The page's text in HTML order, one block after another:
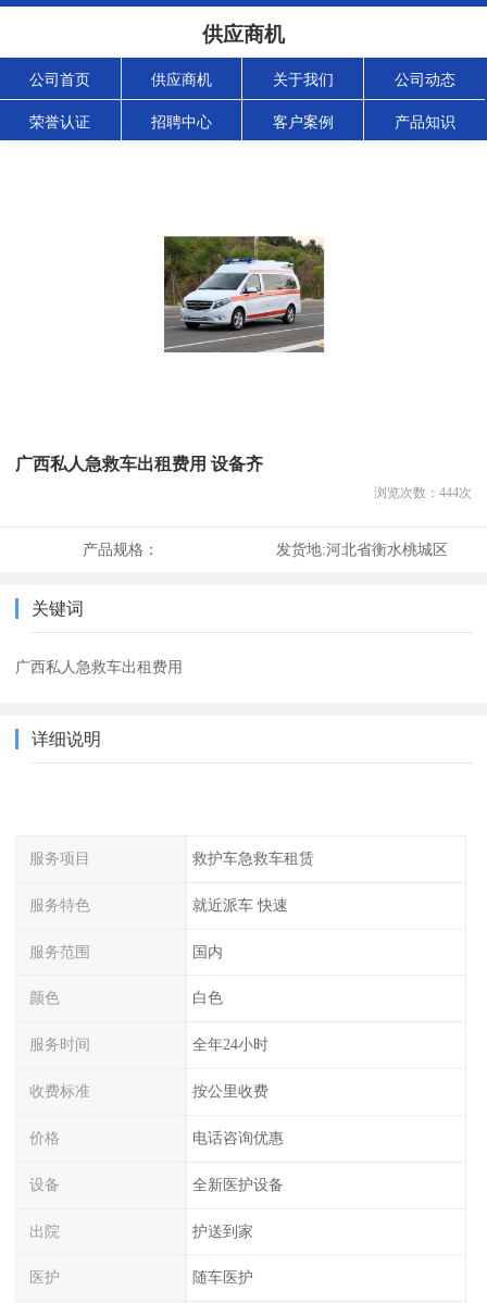
供应商机
公司首页 供应商机 关于我们 公司动态
荣誉认证 招聘中心 客户案例 产品知识
广西私人急救车出租费用 设备齐
浏览次数： 444次
产品规格： 发货地:河北省衡水桃城区
关键词
广西私人急救车出租费用
详细说明
服务项目 救护车急救车租赁
服务特色 就近派车 快速
服务范围 国内
颜色 白色
服务时间 全年24小时
收费标准 按公里收费
价格 电话咨询优惠
设备 全新医护设备
出院 护送到家
医护 随车医护